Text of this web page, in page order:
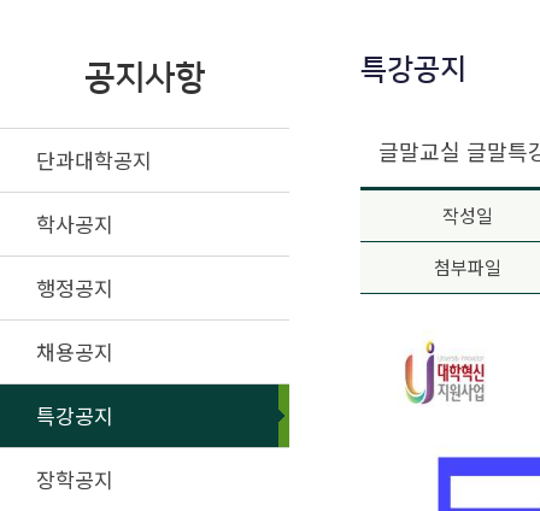
공지사항
단과대학공지
학사공지
행정공지
채용공지
특강공지
장학공지
특강공지
글말교실 글말특
작성일
첨부파일